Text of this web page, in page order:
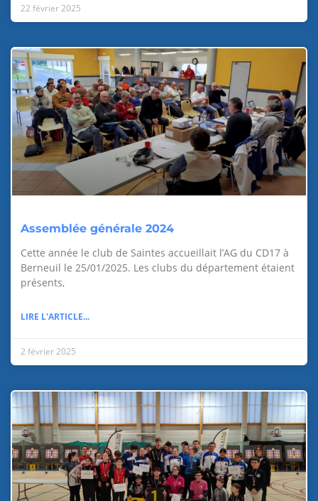
22 février 2025
Assemblée générale 2024
Cette année le club de Saintes accueillait l’AG du CD17 à
Berneuil le 25/01/2025. Les clubs du département étaient
présents,
LIRE L'ARTICLE...
2 février 2025